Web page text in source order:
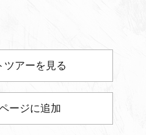
ツアーを見る
ージに追加